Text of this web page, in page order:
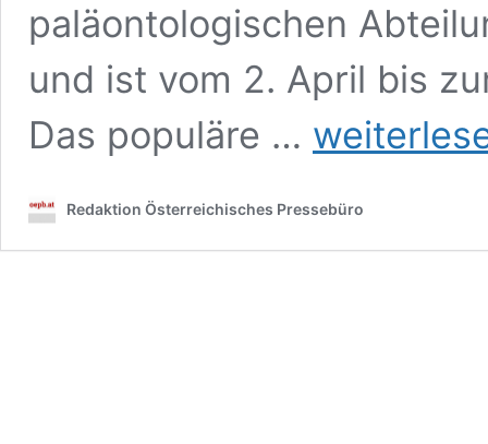
paläontologischen
und ist vom 2. April bis
Das populäre …
Weinviertel
–
der
Redaktion Österreichisches Pressebüro